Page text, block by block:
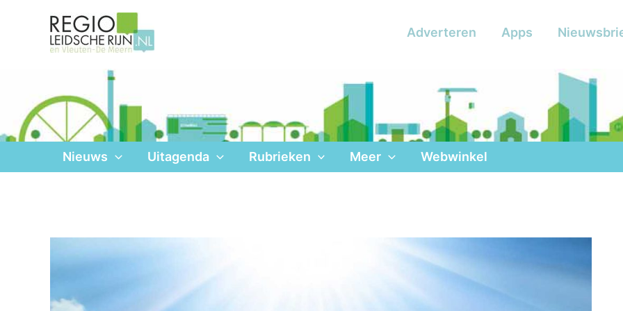
Adverteren Apps
Nieuws Uitagenda Rubrieken Meer Webwinkel